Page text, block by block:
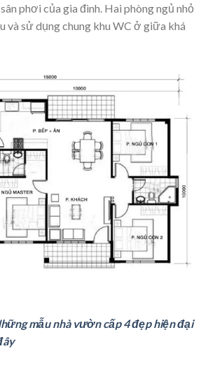
phơi của gia đình. Hai phòng ngủ nhỏ
và sử dụng chung khu WC ở giữa khá
mẫu nhà vườn cấp 4 đẹp hiện đại